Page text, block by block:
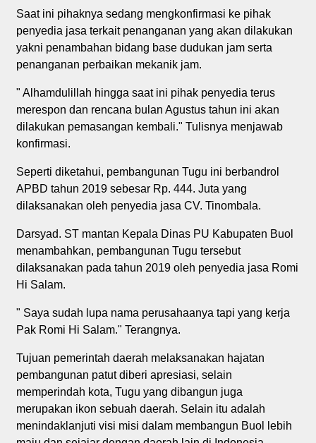
Saat ini pihaknya sedang mengkonfirmasi ke pihak
penyedia jasa terkait penanganan yang akan dilakukan
yakni penambahan bidang base dudukan jam serta
penanganan perbaikan mekanik jam.
" Alhamdulillah hingga saat ini pihak penyedia terus
merespon dan rencana bulan Agustus tahun ini akan
dilakukan pemasangan kembali." Tulisnya menjawab
konfirmasi.
Seperti diketahui, pembangunan Tugu ini berbandrol
APBD tahun 2019 sebesar Rp. 444. Juta yang
dilaksanakan oleh penyedia jasa CV. Tinombala.
Darsyad. ST mantan Kepala Dinas PU Kabupaten Buol
menambahkan, pembangunan Tugu tersebut
dilaksanakan pada tahun 2019 oleh penyedia jasa Romi
Hi Salam.
" Saya sudah lupa nama perusahaanya tapi yang kerja
Pak Romi Hi Salam." Terangnya.
Tujuan pemerintah daerah melaksanakan hajatan
pembangunan patut diberi apresiasi, selain
memperindah kota, Tugu yang dibangun juga
merupakan ikon sebuah daerah. Selain itu adalah
menindaklanjuti visi misi dalam membangun Buol lebih